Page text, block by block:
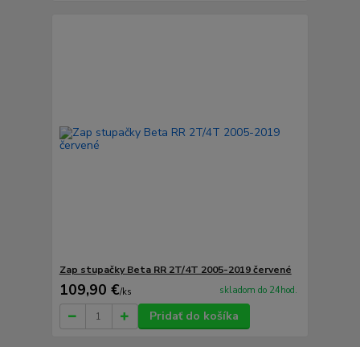
Zap stupačky Beta RR 2T/4T 2005-2019 červené
109,90 €/ks skladom do 24hod.
Pridať do košíka